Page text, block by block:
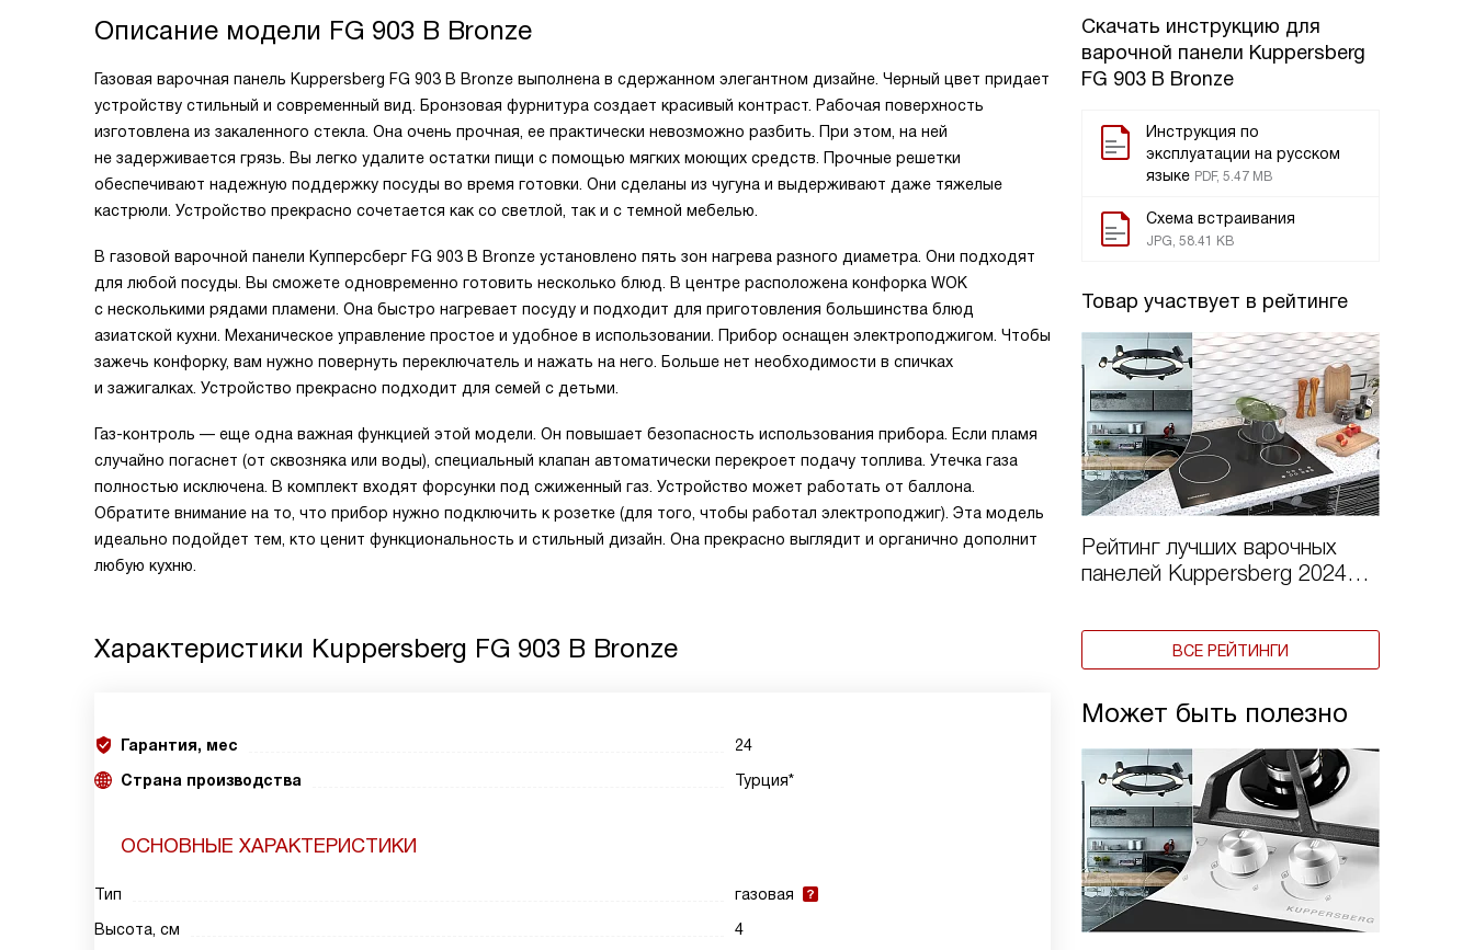
Скачать инструкцию для
варочной панели Kuppersberg
FG 903 B Bronze
Инструкция по
эксплуатации на русском
языке PDF, 5.47 MB
Схема встраивания
JPG, 58.41 KB
Товар участвует в рейтинге
Рейтинг лучших варочных
панелей Kuppersberg 2024
ВСЕ РЕЙТИНГИ
Может быть полезно
Описание модели FG 903 B Bronze
Газовая варочная панель Kuppersberg FG 903 B Bronze выполнена в сдержанном элегантном дизайне. Черный цвет придает
устройству стильный и современный вид. Бронзовая фурнитура создает красивый контраст. Рабочая поверхность
изготовлена из закаленного стекла. Она очень прочная, ее практически невозможно разбить. При этом, на ней
не задерживается грязь. Вы легко удалите остатки пищи с помощью мягких моющих средств. Прочные решетки
обеспечивают надежную поддержку посуды во время готовки. Они сделаны из чугуна и выдерживают даже тяжелые
кастрюли. Устройство прекрасно сочетается как со светлой, так и с темной мебелью.
В газовой варочной панели Купперсберг FG 903 B Bronze установлено пять зон нагрева разного диаметра. Они подходят
для любой посуды. Вы сможете одновременно готовить несколько блюд. В центре расположена конфорка WOK
с несколькими рядами пламени. Она быстро нагревает посуду и подходит для приготовления большинства блюд
азиатской кухни. Механическое управление простое и удобное в использовании. Прибор оснащен электроподжигом. Чтобы
зажечь конфорку, вам нужно повернуть переключатель и нажать на него. Больше нет необходимости в спичках
и зажигалках. Устройство прекрасно подходит для семей с детьми.
Газ-контроль — еще одна важная функцией этой модели. Он повышает безопасность использования прибора. Если пламя
случайно погаснет (от сквозняка или воды), специальный клапан автоматически перекроет подачу топлива. Утечка газа
полностью исключена. В комплект входят форсунки под сжиженный газ. Устройство может работать от баллона.
Обратите внимание на то, что прибор нужно подключить к розетке (для того, чтобы работал электроподжиг). Эта модель
идеально подойдет тем, кто ценит функциональность и стильный дизайн. Она прекрасно выглядит и органично дополнит
любую кухню.
Характеристики Kuppersberg FG 903 B Bronze
Гарантия, мес
24
Страна производства
Турция*
ОСНОВНЫЕ ХАРАКТЕРИСТИКИ
Тип
газовая
Высота, см
4